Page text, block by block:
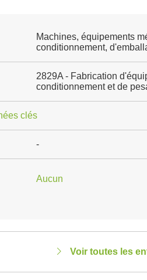
Machines, équipements
conditionnement,
2829A - Fabrication
conditionnement et de
clés
-
Aucun
Voir toutes les